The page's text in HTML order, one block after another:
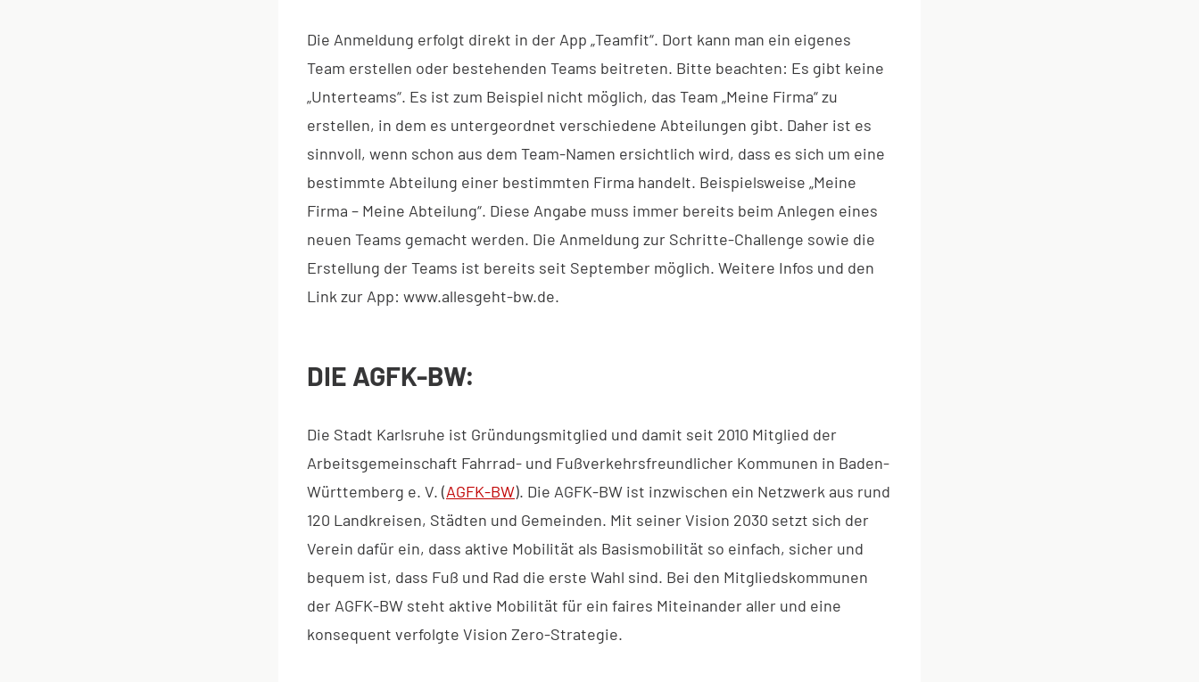
Die Anmeldung erfolgt direkt in der App „Teamfit“. Dort kann man ein eigenes
Team erstellen oder bestehenden Teams beitreten. Bitte beachten: Es gibt keine
„Unterteams“. Es ist zum Beispiel nicht möglich, das Team „Meine Firma“ zu
erstellen, in dem es untergeordnet verschiedene Abteilungen gibt. Daher ist es
sinnvoll, wenn schon aus dem Team-Namen ersichtlich wird, dass es sich um eine
bestimmte Abteilung einer bestimmten Firma handelt. Beispielsweise „Meine
Firma – Meine Abteilung“. Diese Angabe muss immer bereits beim Anlegen eines
neuen Teams gemacht werden. Die Anmeldung zur Schritte-Challenge sowie die
Erstellung der Teams ist bereits seit September möglich. Weitere Infos und den
Link zur App: www.allesgeht-bw.de.
DIE AGFK-BW:
Die Stadt Karlsruhe ist Gründungsmitglied und damit seit 2010 Mitglied der
Arbeitsgemeinschaft Fahrrad- und Fußverkehrsfreundlicher Kommunen in Baden-
Württemberg e. V. (AGFK-BW). Die AGFK-BW ist inzwischen ein Netzwerk aus rund
120 Landkreisen, Städten und Gemeinden. Mit seiner Vision 2030 setzt sich der
Verein dafür ein, dass aktive Mobilität als Basismobilität so einfach, sicher und
bequem ist, dass Fuß und Rad die erste Wahl sind. Bei den Mitgliedskommunen
der AGFK-BW steht aktive Mobilität für ein faires Miteinander aller und eine
konsequent verfolgte Vision Zero-Strategie.